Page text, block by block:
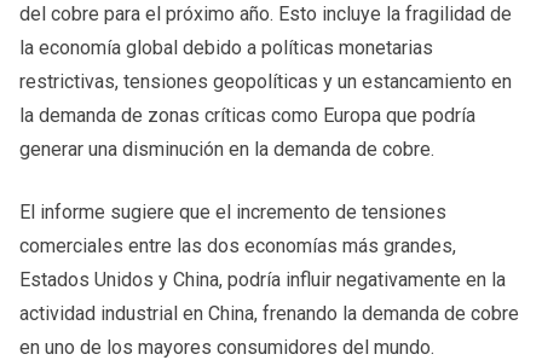
del cobre para el próximo año. Esto incluye la fragilidad de
la economía global debido a políticas monetarias
restrictivas, tensiones geopolíticas y un estancamiento en
la demanda de zonas críticas como Europa que podría
generar una disminución en la demanda de cobre.
El informe sugiere que el incremento de tensiones
comerciales entre las dos economías más grandes,
Estados Unidos y China, podría influir negativamente en la
actividad industrial en China, frenando la demanda de cobre
en uno de los mayores consumidores del mundo.